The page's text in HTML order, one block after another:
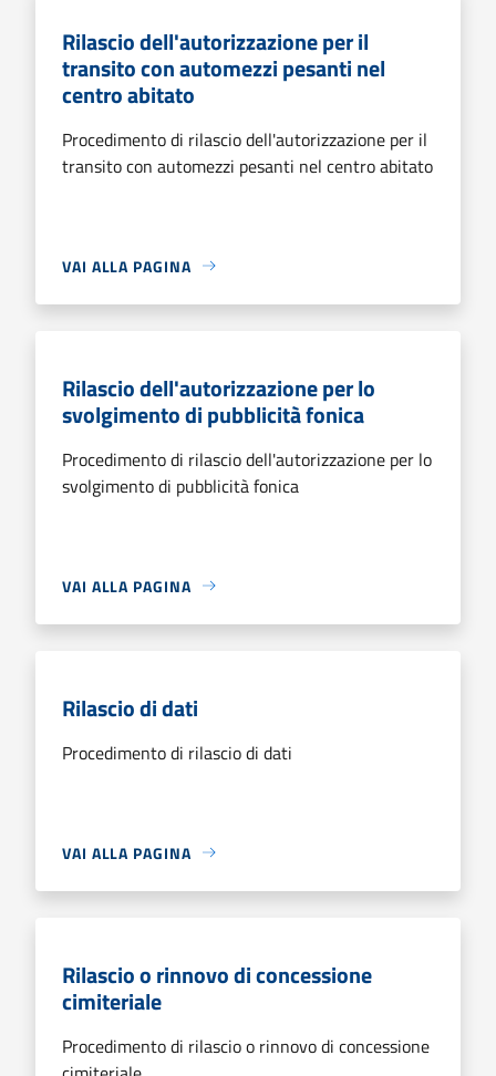
Rilascio dell'autorizzazione per il
transito con automezzi pesanti nel
centro abitato
Procedimento di rilascio dell'autorizzazione per il
transito con automezzi pesanti nel centro abitato
VAI ALLA PAGINA
Rilascio dell'autorizzazione per lo
svolgimento di pubblicità fonica
Procedimento di rilascio dell'autorizzazione per lo
svolgimento di pubblicità fonica
VAI ALLA PAGINA
Rilascio di dati
Procedimento di rilascio di dati
VAI ALLA PAGINA
Rilascio o rinnovo di concessione
cimiteriale
Procedimento di rilascio o rinnovo di concessione